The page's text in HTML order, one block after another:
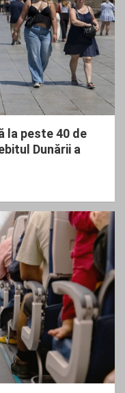
la peste 40 de
Dunării a